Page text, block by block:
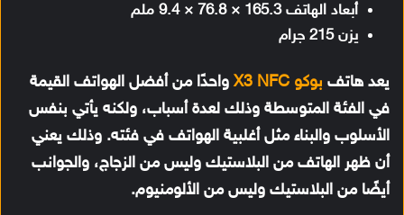
أبعاد الهاتف 165.3 × 76.8 × 9.4 ملم
يزن 215 جرام
يعد هاتف بوكو X3 NFC
واحدًا من أفضل الهواتف القيمة
في الفئة المتوسطة وذلك لعدة أسباب، ولكنه يأتي بنفس
الأسلوب والبناء مثل أغلبية الهواتف في فئته. وذلك يعني
أن ظهر الهاتف من البلاستيك وليس من الزجاج، والجوانب
أيضًا من البلاستيك وليس من الألومنيوم.